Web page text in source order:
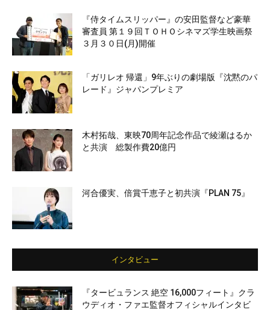
『侍タイムスリッパー』の安田監督など豪華
審査員 第１９回ＴＯＨＯシネマズ学生映画祭
３月３０日(月)開催
「ガリレオ 帰還」9年ぶりの劇場版『沈黙のパ
レード』ジャパンプレミア
木村拓哉、東映70周年記念作品で綾瀬はるか
と共演 総製作費20億円
河合優実、倍賞千恵子と初共演『PLAN 75』
インタビュー
『タービュランス 絶空 16,000フィート』クラ
ウディオ・ファエ監督オフィシャルインタビ